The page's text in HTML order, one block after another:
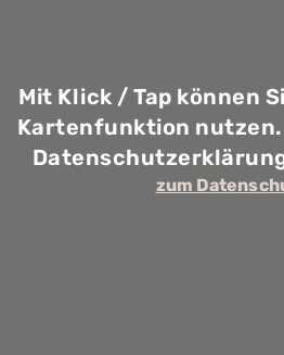
Mit Klick / Tap können
Kartenfunktion
zum